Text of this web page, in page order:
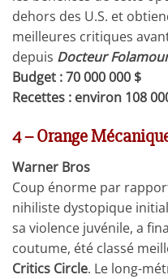
dehors des U.S. et
meilleures critiques
depuis Docteur
Budget : 70 000 000 $
Recettes : environ 108
4 – Orange
Warner Bros
Coup énorme par
nihiliste dystopique
sa violence juvénile, a
coutume, été classé
Critics Circle. Le long-